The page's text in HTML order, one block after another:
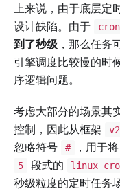
上来说，由于底层定
设计缺陷。由于
到了秒级 ，那么任务
引擎调度比较慢的时
序逻辑问题。
考虑大部分的场景其
控制，因此从框架
忽略符号
# ，用于将
5 段式的 linux
秒级粒度的定时任务